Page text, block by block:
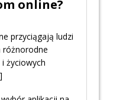
online?
przyciągają ludzi
różnorodne
życiowych